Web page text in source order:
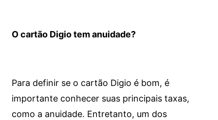
O cartão Digio tem anuidade?
Para definir se o cartão Digio é bom, é
importante conhecer suas principais taxas,
como a anuidade. Entretanto, um dos